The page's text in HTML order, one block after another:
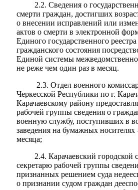
2.2. Сведения о
смерти граждан, достигших
о внесении исправлений или
актов о смерти в электронной
Единого государственного
гражданского состояния
Единой системы
не реже чем один раз в месяц.
2.3. Отдел военного
Черкесской Республики по г.
Карачаевскому району
рабочей группы сведения о
военную службу, поступивших в
заведения на бумажных
месяца;
2.4. Карачаевский городской
секретарю рабочей группы
признанных решением суда
о признании судом граждан
Администрация